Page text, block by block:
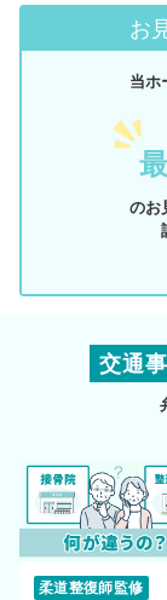
お
当ホ
のお
交通
柔道整復師監修